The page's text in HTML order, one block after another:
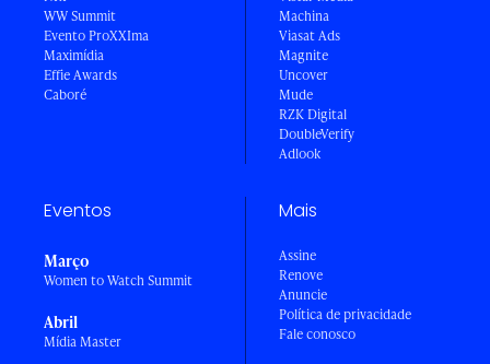
WW Summit
Evento ProXXIma
Maximídia
Effie Awards
Caboré
Machina
Viasat Ads
Magnite
Uncover
Mude
RZK Digital
DoubleVerify
Adlook
Eventos
Março
Women to Watch Summit
Abril
Mídia Master
Mais
Assine
Renove
Anuncie
Política de privacidade
Fale conosco